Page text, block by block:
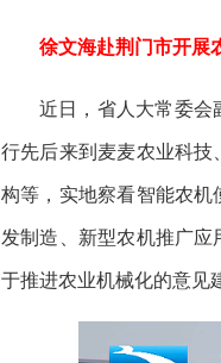
徐文海赴荆门市开展
近日，省人大常委会
行先后来到麦麦农业科
构等，实地察看智能农
发制造、新型农机推广
于推进农业机械化的意见